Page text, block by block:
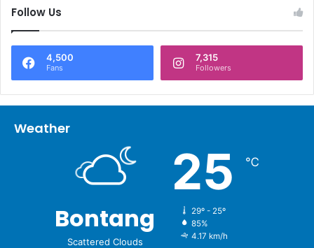
Follow Us
4,500
Fans
7,315
Followers
Weather
Bontang
Scattered Clouds
25 ℃
29º - 25º
85%
4.17 km/h